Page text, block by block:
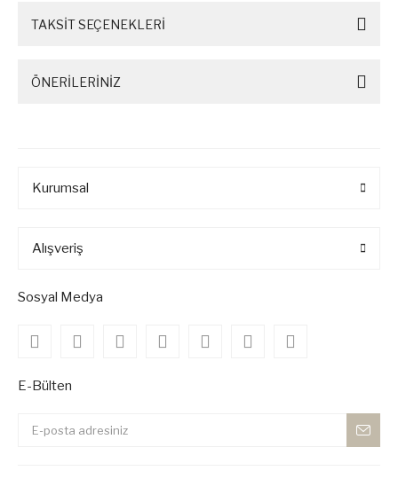
TAKSİT SEÇENEKLERİ
ÖNERİLERİNİZ
Kurumsal
Alışveriş
Sosyal Medya
E-Bülten